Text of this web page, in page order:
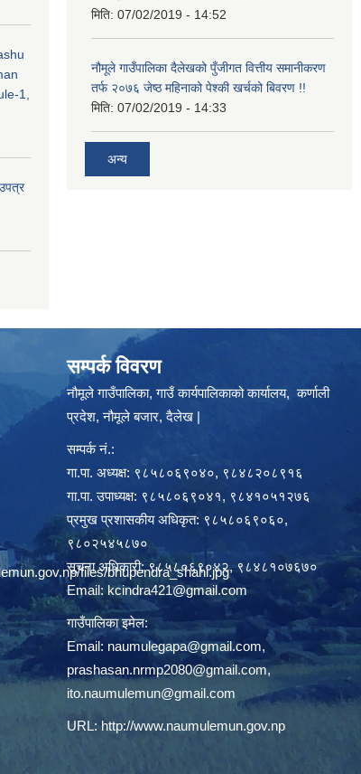
1,
मिति: 07/02/2019 - 14:52
नौमूले गाउँपालिका दैलेखको पुँजीगत वित्तीय समानीकरण
तर्फ २०७६ जेष्ठ महिनाको पेश्की खर्चको बिवरण !!
मिति: 07/02/2019 - 14:33
अन्य
files/bhupendra_shahi.jpg
सम्पर्क विवरण
नौमूले गाउँपालिका, गाउँ कार्यपालिकाको कार्यालय, कर्णाली
प्रदेश, नौमूले बजार, दैलेख |
सम्पर्क नं.:
गा.पा. अध्यक्ष: ९८५८०६९०४०, ९८४८२०८९१६
गा.पा. उपाध्यक्ष: ९८५८०६९०४१, ९८४१०५१२७६
प्रमुख प्रशासकीय अधिकृत: ९८५८०६९०६०,
९८०२५४५८७०
सूचना अधिकारी: ९८५८०६९०४२, ९८४८१०७६७०
Email:kcindra421@gmail.com
गाउँपालिका इमेल:
Email: naumulegapa@gmail.com,
prashasan.nrmp2080@gmail.com,
ito.naumulemun@gmail.com
URL:http://www.naumulemun.gov.np